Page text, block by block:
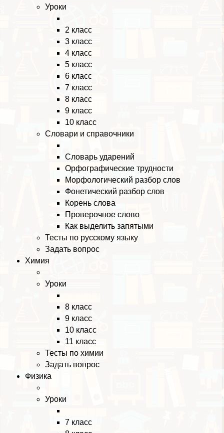
Уроки
2 класс
3 класс
4 класс
5 класс
6 класс
7 класс
8 класс
9 класс
10 класс
Словари и справочники
Словарь ударений
Орфографические трудности
Морфологический разбор слов
Фонетический разбор слов
Корень слова
Проверочное слово
Как выделить запятыми
Тесты по русскому языку
Задать вопрос
Химия
Уроки
8 класс
9 класс
10 класс
11 класс
Тесты по химии
Задать вопрос
Физика
Уроки
7 класс